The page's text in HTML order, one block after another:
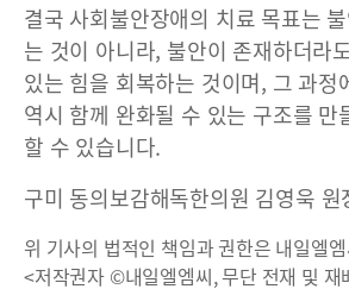
결국 사회불안장애의 치료 목표는
는 것이 아니라, 불안이 존재하더라
있는 힘을 회복하는 것이며, 그 과정
역시 함께 완화될 수 있는 구조를 만
할 수 있습니다.
구미 동의보감해독한의원 김영욱
위 기사의 법적인 책임과 권한은 내일엘
<저작권자 ©내일엘엠씨, 무단 전재 및 재